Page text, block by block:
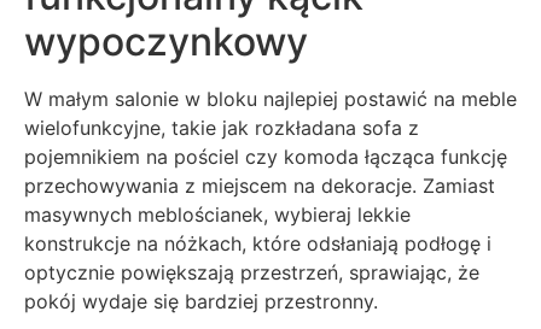
wypoczynkowy
W małym salonie w bloku najlepiej postawić na meble
wielofunkcyjne, takie jak rozkładana sofa z
pojemnikiem na pościel czy komoda łącząca funkcję
przechowywania z miejscem na dekoracje. Zamiast
masywnych meblościanek, wybieraj lekkie
konstrukcje na nóżkach, które odsłaniają podłogę i
optycznie powiększają przestrzeń, sprawiając, że
pokój wydaje się bardziej przestronny.